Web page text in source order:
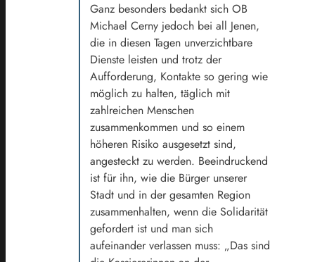
Ganz besonders bedankt sich OB
Michael Cerny jedoch bei all Jenen,
die in diesen Tagen unverzichtbare
Dienste leisten und trotz der
Aufforderung, Kontakte so gering wie
möglich zu halten, täglich mit
zahlreichen Menschen
zusammenkommen und so einem
höheren Risiko ausgesetzt sind,
angesteckt zu werden. Beeindruckend
ist für ihn, wie die Bürger unserer
Stadt und in der gesamten Region
zusammenhalten, wenn die Solidarität
gefordert ist und man sich
aufeinander verlassen muss: „Das sind